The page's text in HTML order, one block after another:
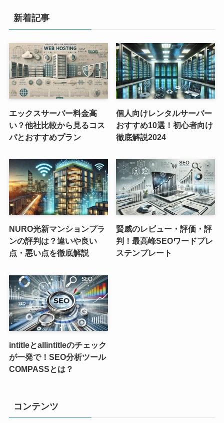
新着記事
エックスサーバー料金高
い？他社比較から見るコス
パとおすすめプラン
個人向けレンタルサーバー
おすすめ10選！初心者向け
徹底解説2024
NURO光新マンションプラ
ンの評判は？違いや良い
点・悪い点を徹底解説
賢威のレビュー・評価・評
判！最高峰SEOワードプレ
ステンプレート
intitleとallintitleのチェック
が一発で！SEO分析ツール
COMPASSとは？
コンテンツ